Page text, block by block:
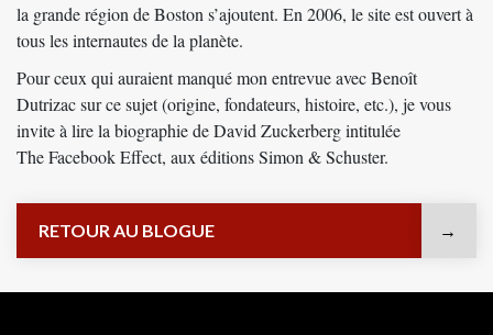
la grande région de Boston s’ajoutent. En 2006, le site est ouvert à
tous les internautes de la planète.
Pour ceux qui auraient manqué mon entrevue avec Benoît
Dutrizac sur ce sujet (origine, fondateurs, histoire, etc.), je vous
invite à lire la biographie de David Zuckerberg intitulée
The Facebook Effect, aux éditions Simon & Schuster.
RETOUR AU BLOGUE